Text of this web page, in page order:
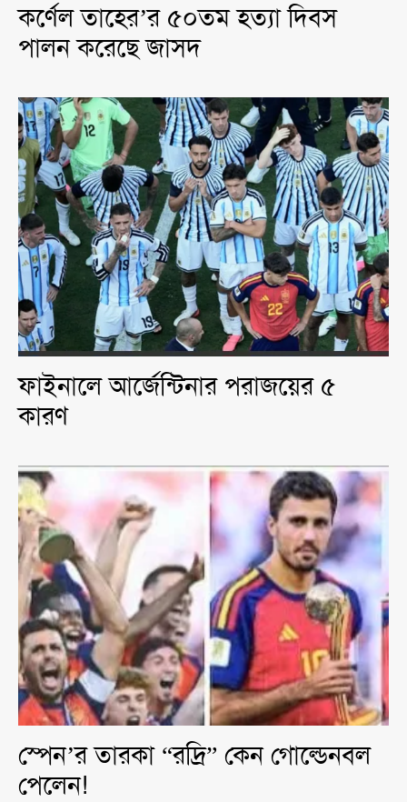
কর্ণেল তাহের’র ৫০তম হত্যা দিবস
পালন করেছে জাসদ
ফাইনালে আর্জেন্টিনার পরাজয়ের ৫
কারণ
স্পেন’র তারকা “রদ্রি” কেন গোল্ডেনবল
পেলেন!